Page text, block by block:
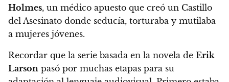
Holmes, un médico apuesto que creó un Castillo
del Asesinato donde seducía, torturaba y mutilaba
a mujeres jóvenes.
Recordar que la serie basada en la novela de Erik
Larson pasó por muchas etapas para su